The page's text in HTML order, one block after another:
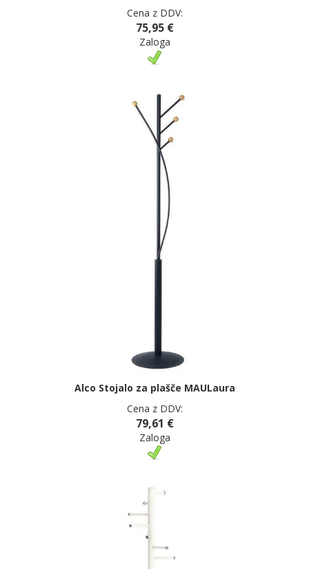
Cena z DDV:
75,95 €
Zaloga
Alco Stojalo za plašče MAULaura
Cena z DDV:
79,61 €
Zaloga